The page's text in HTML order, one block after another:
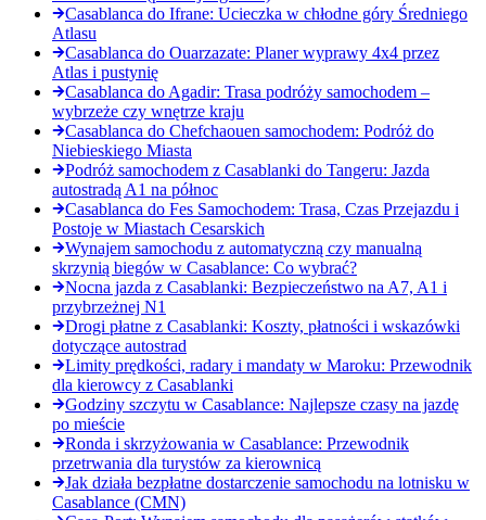
Casablanca do Ifrane: Ucieczka w chłodne góry Średniego
Atlasu
Casablanca do Ouarzazate: Planer wyprawy 4x4 przez
Atlas i pustynię
Casablanca do Agadir: Trasa podróży samochodem –
wybrzeże czy wnętrze kraju
Casablanca do Chefchaouen samochodem: Podróż do
Niebieskiego Miasta
Podróż samochodem z Casablanki do Tangeru: Jazda
autostradą A1 na północ
Casablanca do Fes Samochodem: Trasa, Czas Przejazdu i
Postoje w Miastach Cesarskich
Wynajem samochodu z automatyczną czy manualną
skrzynią biegów w Casablance: Co wybrać?
Nocna jazda z Casablanki: Bezpieczeństwo na A7, A1 i
przybrzeżnej N1
Drogi płatne z Casablanki: Koszty, płatności i wskazówki
dotyczące autostrad
Limity prędkości, radary i mandaty w Maroku: Przewodnik
dla kierowcy z Casablanki
Godziny szczytu w Casablance: Najlepsze czasy na jazdę
po mieście
Ronda i skrzyżowania w Casablance: Przewodnik
przetrwania dla turystów za kierownicą
Jak działa bezpłatne dostarczenie samochodu na lotnisku w
Casablance (CMN)